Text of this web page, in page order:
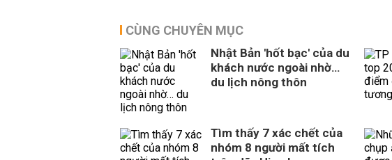
CÙNG CHUYÊN MỤC
Nhật Bản 'hốt bạc' của du
khách nước ngoài nhờ…
du lịch nông thôn
Tìm thấy 7 xác chết của
nhóm 8 người mất tích